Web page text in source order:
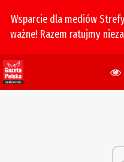
Wsparcie dla mediów
ważne! Razem ratujmy